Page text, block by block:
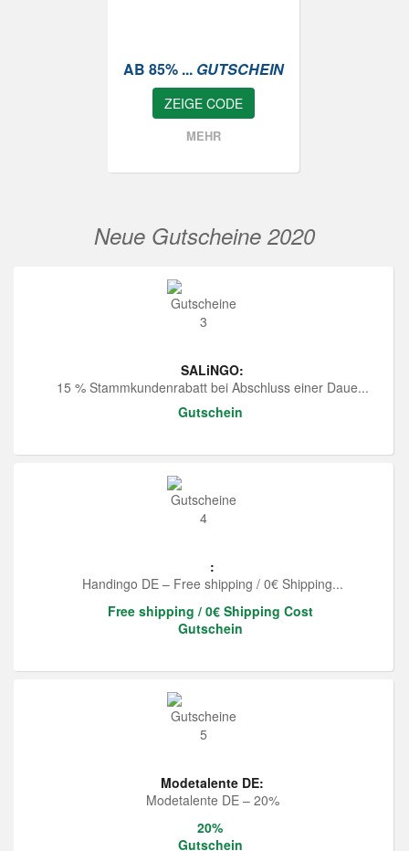
AB 85% ... GUTSCHEIN
ZEIGE CODE
MEHR
Neue Gutscheine 2020
SALiNGO:
15 % Stammkundenrabatt bei Abschluss einer Daue...
Gutschein
:
Handingo DE – Free shipping / 0€ Shipping...
Free shipping / 0€ Shipping Cost
Gutschein
Modetalente DE:
Modetalente DE – 20%
20%
Gutschein